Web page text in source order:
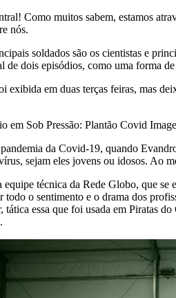
Como muitos sabem, estamos
nós.
soldados são os cientistas e
de dois episódios, como uma forma
exibida em duas terças feiras, mas
em Sob Pressão: Plantão Covid
pandemia da Covid-19, quando
sejam eles jovens ou idosos. Ao
técnica da Rede Globo, que
todo o sentimento e o drama dos
essa que foi usada em Piratas